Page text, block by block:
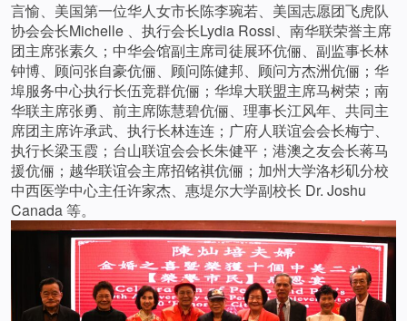
言愉、美国第一位华人女市长陈李琬若、美国志愿团飞虎队
协会会长Michelle 、执行会长Lydia Rossi、南华联荣誉主席
团主席张素久；中华会馆副主席司徒展环伉俪、副监事长林
钟博、顾问张自豪伉俪、顾问陈健邦、顾问方杰洲伉俪；华
埠服务中心执行长伍竞群伉俪；华埠大联盟主席马树荣；南
华联主席张勇、前主席陈慧碧伉俪、理事长江风年、共同主
席团主席许承武、执行长林连连；广府人联谊会会长梅宁、
执行长梁玉霞；台山联谊会会长朱健平；港澳之友会长蒋马
援伉俪；越华联谊会主席招铭褀伉俪；加州大学洛杉矶分校
中西医学中心主任许家杰、惠堤尔大学副校长 Dr. Joshu
Canada 等。